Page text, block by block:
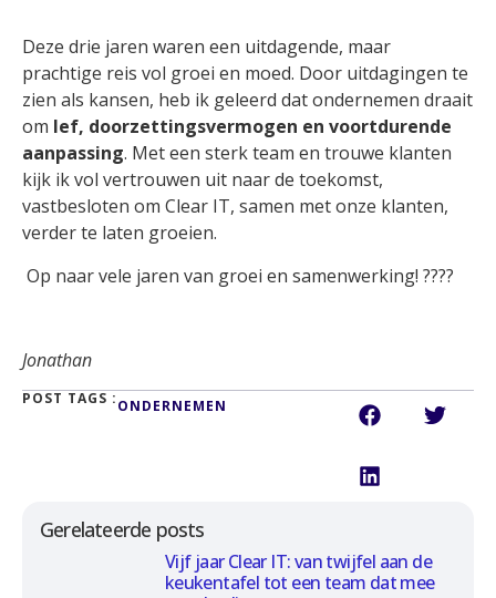
Gerelateerde posts
Vijf jaar Clear IT: van twijfel aan de
keukentafel tot een team dat mee
Deze drie jaren waren een uitdagende, maar
prachtige reis vol groei en moed. Door uitdagingen te
zien als kansen, heb ik geleerd dat ondernemen draait
om lef, doorzettingsvermogen en voortdurende
aanpassing. Met een sterk team en trouwe klanten
kijk ik vol vertrouwen uit naar de toekomst,
vastbesloten om Clear IT, samen met onze klanten,
verder te laten groeien.
Op naar vele jaren van groei en samenwerking! ????
Jonathan
POST TAGS :ONDERNEMEN